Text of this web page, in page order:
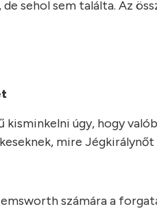
sehol sem találta. Az
úgy, hogy
mire
számára a